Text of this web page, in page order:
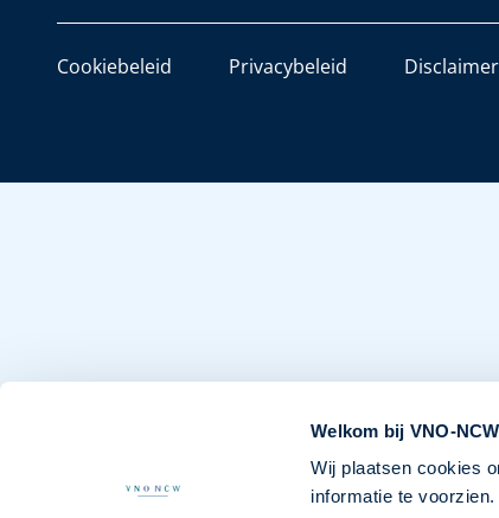
Welkom bij VNO-NCW
Wij plaatsen cookies
informatie te
Cookiebeleid Privacybeleid Disclaimer